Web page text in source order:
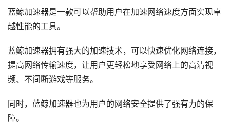
蓝鲸加速器是一款可以帮助用户在加速网络速度方面实现卓
越性能的工具。
蓝鲸加速器拥有强大的加速技术，可以快速优化网络连接，
提高网络传输速度，让用户更轻松地享受网络上的高清视
频、不间断游戏等服务。
同时，蓝鲸加速器也为用户的网络安全提供了强有力的保
障。